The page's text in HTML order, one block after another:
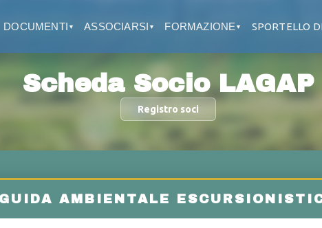
DOCUMENTI ▼ ASSOCIARSI ▼ FORMAZIONE ▼ SPORTELLO
Scheda Socio LAGAP
Registro soci